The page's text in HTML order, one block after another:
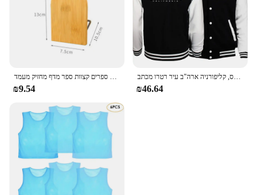
טבע במבוק שולחן עבודה מארגן חוברות ספרים קצוות ספר מדף מחזיק מעמד
₪9.54
לוס אנג 'לס, קליפורניה ארה"ב עיר רטרו מכתב Mens בגדי Loose אופנה בייסבול אחיד אופנוען חיצוני נסיעות מעיל גברים של מעיל
₪46.64